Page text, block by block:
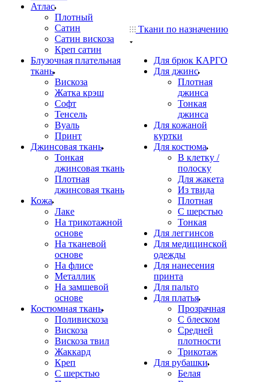
Атлас
Плотный
Сатин
Сатин вискоза
Креп сатин
Блузочная плательная
ткань
Вискоза
Жатка крэш
Софт
Тенсель
Вуаль
Принт
Джинсовая ткань
Тонкая
джинсовая ткань
Плотная
джинсовая ткань
Кожа
Лаке
На трикотажной
основе
На тканевой
основе
На флисе
Металлик
На замшевой
основе
Костюмная ткань
Поливискоза
Вискоза
Вискоза твил
Жаккард
Креп
С шерстью
Ткани по назначению
Для брюк КАРГО
Для джинс
Плотная
джинса
Тонкая
джинса
Для кожаной
куртки
Для костюма
В клетку /
полоску
Для жакета
Из твида
Плотная
С шерстью
Тонкая
Для леггинсов
Для медицинской
одежды
Для нанесения
принта
Для пальто
Для платья
Прозрачная
С блеском
Средней
плотности
Трикотаж
Для рубашки
Белая